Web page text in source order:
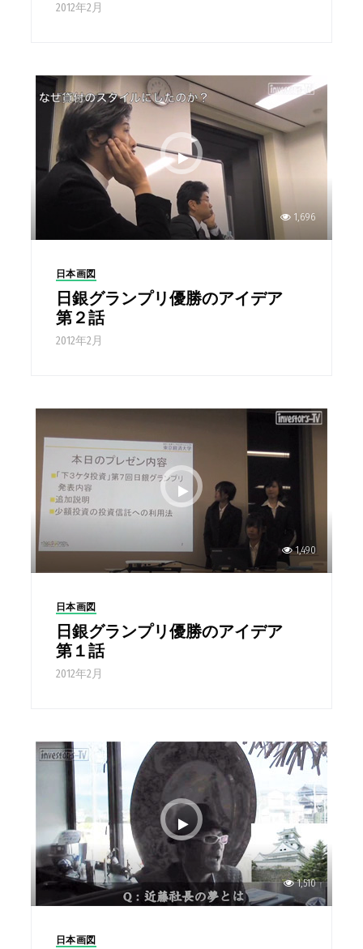
2012年2月
1,696
日本画図
日銀グランプリ優勝のアイデア
第２話
2012年2月
1,490
日本画図
日銀グランプリ優勝のアイデア
第１話
2012年2月
1,510
日本画図